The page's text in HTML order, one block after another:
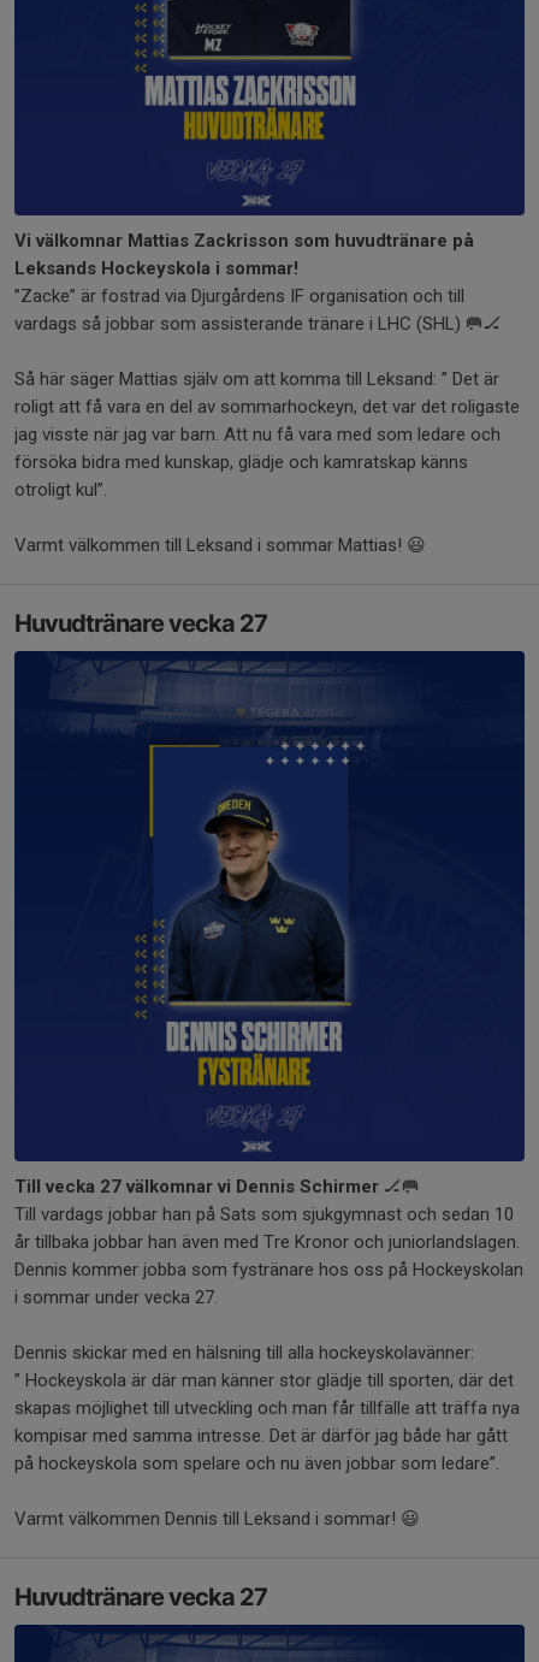
Vi välkomnar Mattias Zackrisson som huvudtränare på
Leksands Hockeyskola i sommar!
”Zacke” är fostrad via Djurgårdens IF organisation och till
vardags så jobbar som assisterande tränare i LHC (SHL) 🥅🏒
Så här säger Mattias själv om att komma till Leksand: ” Det är
roligt att få vara en del av sommarhockeyn, det var det roligaste
jag visste när jag var barn. Att nu få vara med som ledare och
försöka bidra med kunskap, glädje och kamratskap känns
otroligt kul”.
Varmt välkommen till Leksand i sommar Mattias! 😃
Huvudtränare vecka 27
Till vecka 27 välkomnar vi Dennis Schirmer 🏒🥅
Till vardags jobbar han på Sats som sjukgymnast och sedan 10
år tillbaka jobbar han även med Tre Kronor och juniorlandslagen.
Dennis kommer jobba som fystränare hos oss på Hockeyskolan
i sommar under vecka 27.
Dennis skickar med en hälsning till alla hockeyskolavänner:
” Hockeyskola är där man känner stor glädje till sporten, där det
skapas möjlighet till utveckling och man får tillfälle att träffa nya
kompisar med samma intresse. Det är därför jag både har gått
på hockeyskola som spelare och nu även jobbar som ledare”.
Varmt välkommen Dennis till Leksand i sommar! 😃
Huvudtränare vecka 27